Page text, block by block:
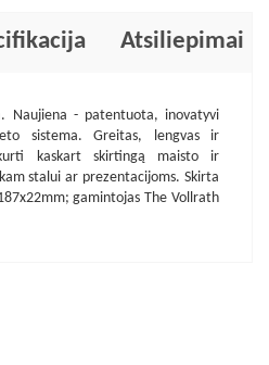
Atsiliepimai
Naujiena - patentuota, inovatyvi
sistema. Greitas, lengvas ir
kaskart skirtingą maisto ir
stalui ar prezentacijoms. Skirta
gamintojas The Vollrath